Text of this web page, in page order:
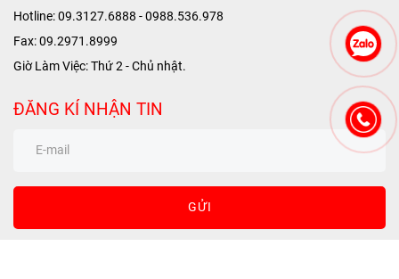
Hotline: 09.3127.6888 - 0988.536.978
Fax: 09.2971.8999
Giờ Làm Việc: Thứ 2 - Chủ nhật.
ĐĂNG KÍ NHẬN TIN
GỬI